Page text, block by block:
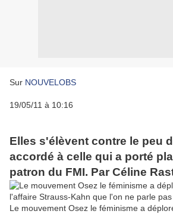
Sur NOUVELOBS
19/05/11 à 10:16
Elles s'élèvent contre le peu
accordé à celle qui a porté
patron du FMI. Par Céline
Le mouvement Osez le féminisme a